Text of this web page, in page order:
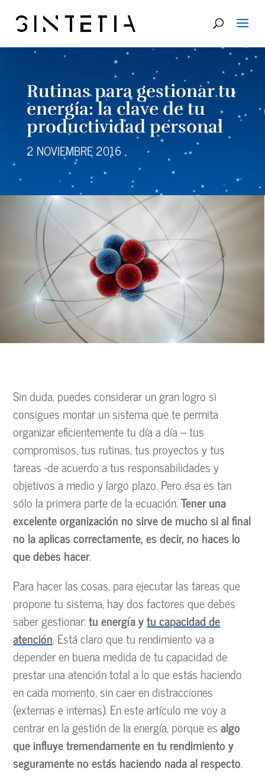
Rutinas para gestionar tu
energía: la clave de tu
productividad personal
2 NOVIEMBRE 2016
Sin duda, puedes considerar un gran logro si
consigues montar un sistema que te permita
organizar eficientemente tu día a día – tus
compromisos, tus rutinas, tus proyectos y tus
tareas -de acuerdo a tus responsabilidades y
objetivos a medio y largo plazo. Pero ésa es tan
sólo la primera parte de la ecuación.Tener una
excelente organización no sirve de mucho si al final
no la aplicas correctamente, es decir, no haces lo
que debes hacer.
Para hacer las cosas, para ejecutar las tareas que
propone tu sistema, hay dos factores que debes
saber gestionar:tu energía ytu capacidad de
atención. Está claro que tu rendimiento va a
depender en buena medida de tu capacidad de
prestar una atención total a lo que estás haciendo
en cada momento, sin caer en distracciones
(externas e internas). En este artículo me voy a
centrar en la gestión de la energía, porque esalgo
que influye tremendamente en tu rendimiento y
seguramente no estás haciendo nada al respecto.